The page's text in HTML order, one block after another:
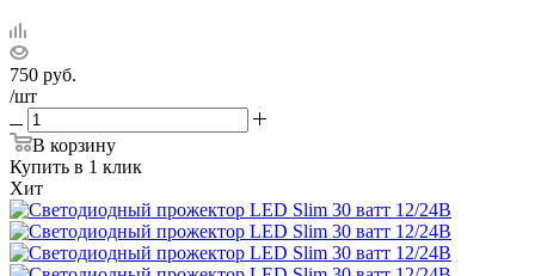
750 руб.
/шт
В корзину
Купить в 1 клик
Хит